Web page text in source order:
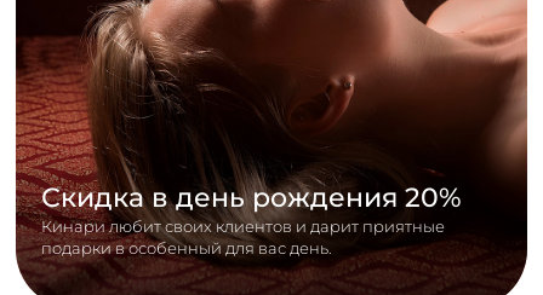
Скидка в день рождения 20%
Кинари любит своих клиентов и дарит приятные
подарки в особенный для вас день.